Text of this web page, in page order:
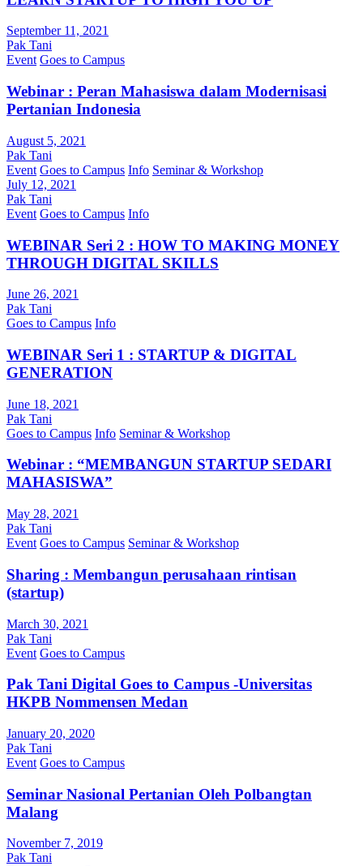
September 11, 2021
Pak Tani
Event Goes to Campus
Webinar : Peran Mahasiswa dalam Modernisasi
Pertanian Indonesia
August 5, 2021
Pak Tani
Event Goes to Campus Info Seminar & Workshop
July 12, 2021
Pak Tani
Event Goes to Campus Info
WEBINAR Seri 2 : HOW TO MAKING MONEY
THROUGH DIGITAL SKILLS
June 26, 2021
Pak Tani
Goes to Campus Info
WEBINAR Seri 1 : STARTUP & DIGITAL
GENERATION
June 18, 2021
Pak Tani
Goes to Campus Info Seminar & Workshop
Webinar : “MEMBANGUN STARTUP SEDARI
MAHASISWA”
May 28, 2021
Pak Tani
Event Goes to Campus Seminar & Workshop
Sharing : Membangun perusahaan rintisan
(startup)
March 30, 2021
Pak Tani
Event Goes to Campus
Pak Tani Digital Goes to Campus -Universitas
HKPB Nommensen Medan
January 20, 2020
Pak Tani
Event Goes to Campus
Seminar Nasional Pertanian Oleh Polbangtan
Malang
November 7, 2019
Pak Tani